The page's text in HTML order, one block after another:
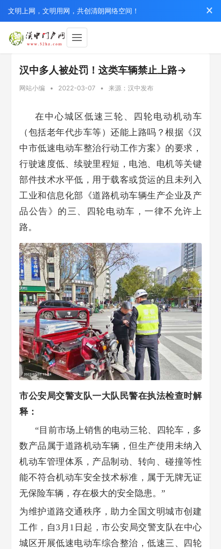
文明上网，文明用网，共创清朗网络空间！
汉中多人被处罚！这类车辆禁止上路→
网站小编 • 2022-03-07 • 来源：汉中发布
在中心城区低速三轮、四轮电动机动车
（包括老年代步车等）还能上路吗？根据《汉
中市低速电动车整治行动工作方案》的要求，
行驶速度低、续驶里程短， 电池、电机等关键
部件技术水平低， 用于载客或货运的 且未列入
工业和信息化部 《道路机动车辆生产企业及产
品公告》 的三、四轮电动车，一律不允许上
路。
市公安局交警支队一大队民警在执法检查时解
释：
“目前市场上销售的电动三轮、四轮车，多
数产品属于道路机动车辆，但生产使用未纳入
机动车管理体系，产品制动、转向、碰撞等性
能不符合机动车安全技术标准，属于无牌无证
无保险车辆，存在极大的安全隐患。”
为维护道路交通秩序， 助力全国文明城市创建
工作， 自3月1日起， 市公安局交警支队在中心
城区开展低速电动车综合整治，低速三、四轮